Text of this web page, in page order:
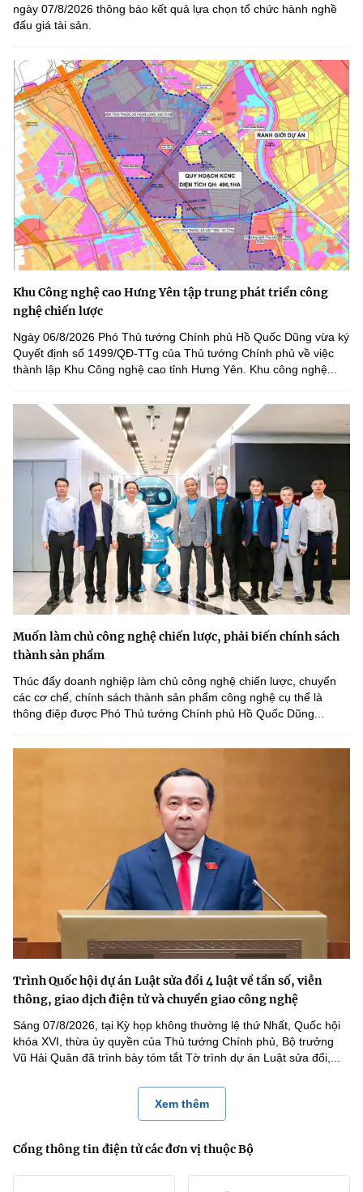
ngày 07/8/2026 thông báo kết quả lựa chọn tổ chức hành nghề
đấu giá tài sản.
Khu Công nghệ cao Hưng Yên tập trung phát triển công
nghệ chiến lược
Ngày 06/8/2026 Phó Thủ tướng Chính phủ Hồ Quốc Dũng vừa ký
Quyết định số 1499/QĐ-TTg của Thủ tướng Chính phủ về việc
thành lập Khu Công nghệ cao tỉnh Hưng Yên. Khu công nghệ...
Muốn làm chủ công nghệ chiến lược, phải biến chính sách
thành sản phẩm
Thúc đẩy doanh nghiệp làm chủ công nghệ chiến lược, chuyển
các cơ chế, chính sách thành sản phẩm công nghệ cụ thể là
thông điệp được Phó Thủ tướng Chính phủ Hồ Quốc Dũng...
Trình Quốc hội dự án Luật sửa đổi 4 luật về tần số, viễn
thông, giao dịch điện tử và chuyển giao công nghệ
Sáng 07/8/2026, tại Kỳ họp không thường lệ thứ Nhất, Quốc hội
khóa XVI, thừa ủy quyền của Thủ tướng Chính phủ, Bộ trưởng
Vũ Hải Quân đã trình bày tóm tắt Tờ trình dự án Luật sửa đổi,...
Xem thêm
Cổng thông tin điện tử các đơn vị thuộc Bộ